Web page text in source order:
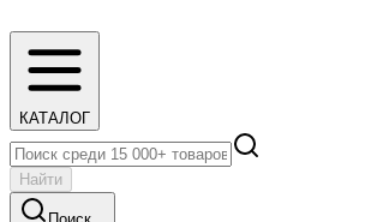
КАТАЛОГ
Найти